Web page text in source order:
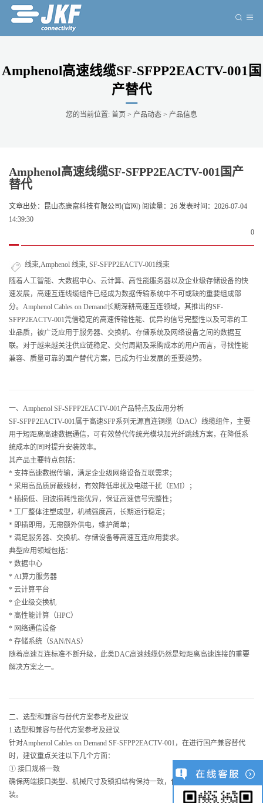
Amphenol高速线缆SF-SFPP2EACTV-001国
产替代
您的当前位置: 首页 > 产品动态 > 产品信息
Amphenol高速线缆SF-SFPP2EACTV-001国产
替代
文章出处： 昆山杰康富科技有限公司(官网) 阅读量： 26 发表时间：2026-07-04
14:39:30
0
线束,Amphenol 线束, SF-SFPP2EACTV-001线束
随着人工智能、大数据中心、云计算、高性能服务器以及企业级存储设备的快
速发展，高速互连线缆组件已经成为数据传输系统中不可或缺的重要组成部
分。Amphenol Cables on Demand长期深耕高速互连领域，其推出的SF-
SFPP2EACTV-001凭借稳定的高速传输性能、优异的信号完整性以及可靠的工
业品质，被广泛应用于服务器、交换机、存储系统及网络设备之间的数据互
联。对于越来越关注供应链稳定、交付周期及采购成本的用户而言，寻找性能
兼容、质量可靠的国产替代方案，已成为行业发展的重要趋势。
一、Amphenol SF-SFPP2EACTV-001产品特点及应用分析
SF-SFPP2EACTV-001属于高速SFP系列无源直连铜缆（DAC）线缆组件，主要
用于短距离高速数据通信，可有效替代传统光模块加光纤跳线方案，在降低系
统成本的同时提升安装效率。
其产品主要特点包括：
* 支持高速数据传输，满足企业级网络设备互联需求；
* 采用高品质屏蔽线材，有效降低串扰及电磁干扰（EMI）；
* 插损低、回波损耗性能优异，保证高速信号完整性；
* 工厂整体注塑成型，机械强度高，长期运行稳定；
* 即插即用，无需额外供电，维护简单；
* 满足服务器、交换机、存储设备等高速互连应用要求。
典型应用领域包括：
* 数据中心
* AI算力服务器
* 云计算平台
* 企业级交换机
* 高性能计算（HPC）
* 网络通信设备
* 存储系统（SAN/NAS）
随着高速互连标准不断升级，此类DAC高速线缆仍然是短距离高速连接的重要
解决方案之一。
二、选型和兼容与替代方案参考及建议
1.选型和兼容与替代方案参考及建议
针对Amphenol Cables on Demand SF-SFPP2EACTV-001，在进行国产兼容替代
时，建议重点关注以下几个方面：
① 接口规格一致
确保两端接口类型、机械尺寸及锁扣结构保持一致，保证设备能够直接兼容安
装。